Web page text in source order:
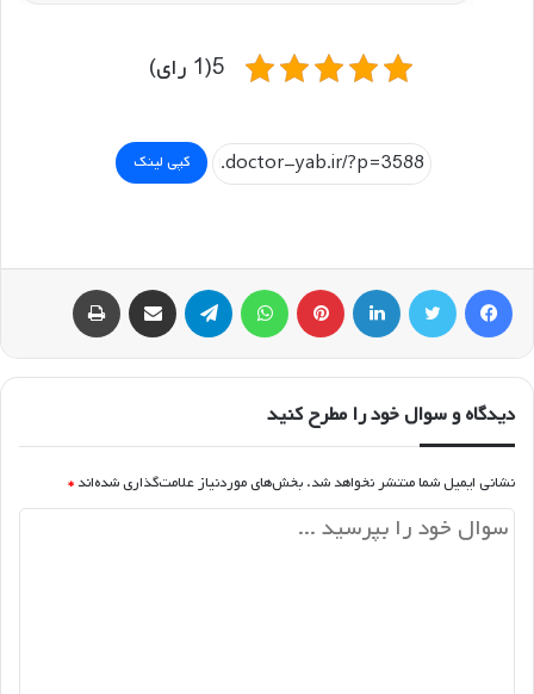
5(1 رای)
کپی لینک
فیسبوک توییتر لینکداین پینتریست تلگرام اشتراک گذاری با ایمیل
دیدگاه و سوال خود را مطرح کنید
نشانی ایمیل شما منتشر نخواهد شد. بخش‌های موردنیاز علامت‌گذاری شده‌اند *